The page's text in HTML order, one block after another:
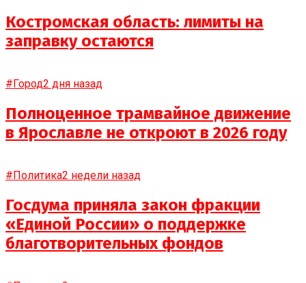
Костромская область: лимиты на
заправку остаются
#Город2 дня назад
Полноценное трамвайное движение
в Ярославле не откроют в 2026 году
#Политика2 недели назад
Госдума приняла закон фракции
«Единой России» о поддержке
благотворительных фондов